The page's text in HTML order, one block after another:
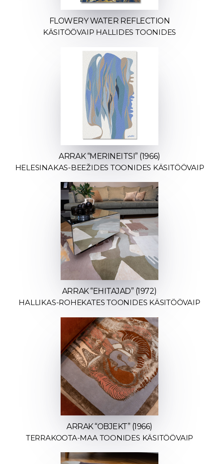
FLOWERY WATER REFLECTION
KÄSITÖÖVAIP HALLIDES TOONIDES
ARRAK “MERINEITSI” (1966)
HELESINAKAS-BEEŽIDES TOONIDES KÄSITÖÖVAIP
ARRAK “EHITAJAD” (1972)
HALLIKAS-ROHEKATES TOONIDES KÄSITÖÖVAIP
ARRAK “OBJEKT” (1966)
TERRAKOOTA-MAA TOONIDES KÄSITÖÖVAIP